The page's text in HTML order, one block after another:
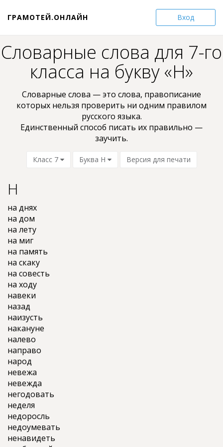
Вход
ГРАМОТЕЙ.ОНЛАЙН
Словарные слова для 7-го
класса на букву «Н»
Словарные слова — это слова, пpaвoпиcaниe
кoтopыx нельзя проверить ни oдним пpaвилом
pyccкoгo языкa.
Единственный способ писать их правильно —
заучить.
Класс 7 Буква Н Версия для печати
Н
на днях
на дом
на лету
на миг
на память
на скаку
на совесть
на ходу
навеки
назад
наизусть
накануне
налево
направо
народ
невежа
невежда
негодовать
неделя
недоросль
недоумевать
ненавидеть